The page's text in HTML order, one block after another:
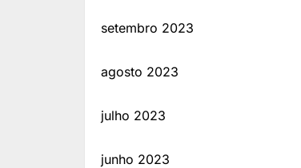
setembro 2023
agosto 2023
julho 2023
junho 2023